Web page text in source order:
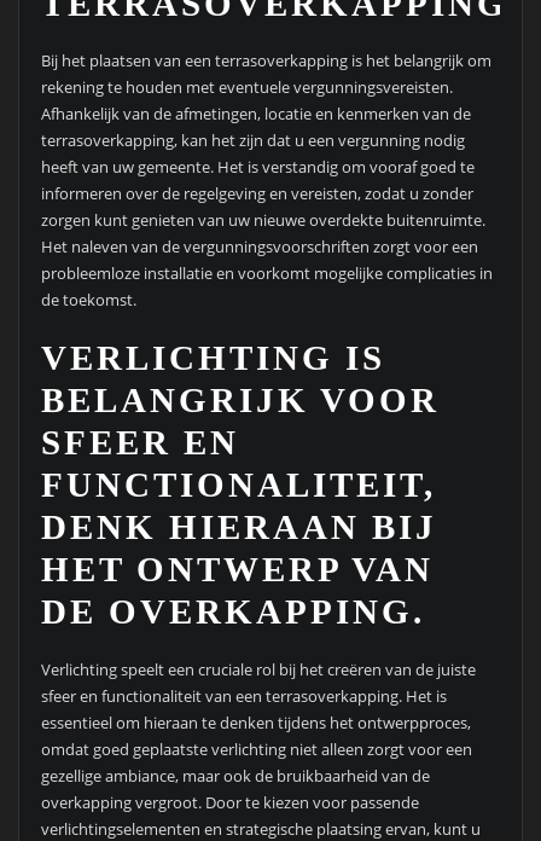
Bij het plaatsen van een terrasoverkapping is het belangrijk om
rekening te houden met eventuele vergunningsvereisten.
Afhankelijk van de afmetingen, locatie en kenmerken van de
terrasoverkapping, kan het zijn dat u een vergunning nodig
heeft van uw gemeente. Het is verstandig om vooraf goed te
informeren over de regelgeving en vereisten, zodat u zonder
zorgen kunt genieten van uw nieuwe overdekte buitenruimte.
Het naleven van de vergunningsvoorschriften zorgt voor een
probleemloze installatie en voorkomt mogelijke complicaties in
de toekomst.
VERLICHTING IS
BELANGRIJK VOOR
SFEER EN
FUNCTIONALITEIT,
DENK HIERAAN BIJ
HET ONTWERP VAN
DE OVERKAPPING.
Verlichting speelt een cruciale rol bij het creëren van de juiste
sfeer en functionaliteit van een terrasoverkapping. Het is
essentieel om hieraan te denken tijdens het ontwerpproces,
omdat goed geplaatste verlichting niet alleen zorgt voor een
gezellige ambiance, maar ook de bruikbaarheid van de
overkapping vergroot. Door te kiezen voor passende
verlichtingselementen en strategische plaatsing ervan, kunt u